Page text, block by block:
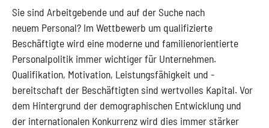
Sie sind Arbeitgebende und auf der Suche nach
neuem Personal? Im Wettbewerb um qualifizierte
Beschäftigte wird eine moderne und familienorientierte
Personalpolitik immer wichtiger für Unternehmen.
Qualifikation, Motivation, Leistungsfähigkeit und -
bereitschaft der Beschäftigten sind wertvolles Kapital. Vor
dem Hintergrund der demographischen Entwicklung und
der internationalen Konkurrenz wird dies immer stärker